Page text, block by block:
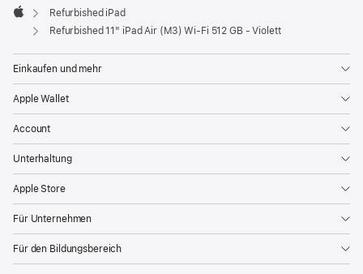
Apple
Refurbished iPad
Refurbished 11" iPad Air (M3) Wi‑Fi 512 GB - Violett
Einkaufen und mehr
Apple Wallet
Account
Unterhaltung
Apple Store
Für Unternehmen
Für den Bildungsbereich